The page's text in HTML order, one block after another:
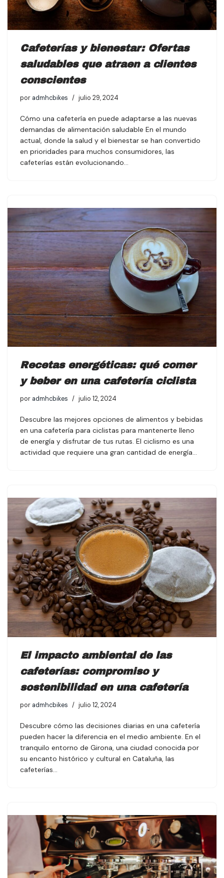
Cafeterías y bienestar: Ofertas
saludables que atraen a clientes
conscientes
por admhcbikes julio 29, 2024
Cómo una cafetería en puede adaptarse a las nuevas
demandas de alimentación saludable En el mundo
actual, donde la salud y el bienestar se han convertido
en prioridades para muchos consumidores, las
cafeterías están evolucionando…
Recetas energéticas: qué comer
y beber en una cafetería ciclista
por admhcbikes julio 12, 2024
Descubre las mejores opciones de alimentos y bebidas
en una cafetería para ciclistas para mantenerte lleno
de energía y disfrutar de tus rutas. El ciclismo es una
actividad que requiere una gran cantidad de energía…
El impacto ambiental de las
cafeterías: compromiso y
sostenibilidad en una cafetería
por admhcbikes julio 12, 2024
Descubre cómo las decisiones diarias en una cafetería
pueden hacer la diferencia en el medio ambiente. En el
tranquilo entorno de Girona, una ciudad conocida por
su encanto histórico y cultural en Cataluña, las
cafeterías…